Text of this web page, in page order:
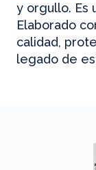
y orgullo. Es
Elaborado
calidad,
legado de